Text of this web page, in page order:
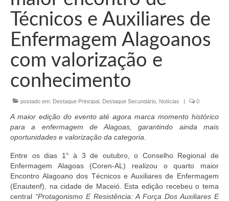
Conselheiros e Diretoria
Câmaras Técnicas
Carta de Serviços ao Cidadão
Governança
Transparência e Prestação de Contas
Eleições
Eleições 2023
Eleições Anteriores
Técnicos e Auxiliares de
Enfermagem Alagoanos
com valorização e
conhecimento
postado em: Destaque Principal Destaque Secundário Notícias | 0
A maior edição do evento até agora marca momento histórico
para a enfermagem de Alagoas, garantindo ainda mais
oportunidades e valorização da categoria.
Entre os dias 1° à 3 de outubro, o Conselho Regional de
Enfermagem Alagoas (Coren-AL) realizou o quarto maior
Encontro Alagoano dos Técnicos e Auxiliares de Enfermagem
(Enautenf), na cidade de Maceió. Esta edição recebeu o tema
central “Protagonismo E Resistência: A Força Dos Auxiliares E